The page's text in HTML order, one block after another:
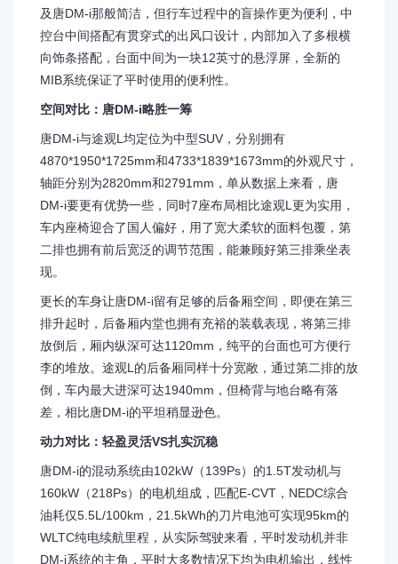
及唐DM-i那般简洁，但行车过程中的盲操作更为便利，中
控台中间搭配有贯穿式的出风口设计，内部加入了多根横
向饰条搭配，台面中间为一块12英寸的悬浮屏，全新的
MIB系统保证了平时使用的便利性。
空间对比：唐DM-i略胜一筹
唐DM-i与途观L均定位为中型SUV，分别拥有
4870*1950*1725mm和4733*1839*1673mm的外观尺寸，
轴距分别为2820mm和2791mm，单从数据上来看，唐
DM-i要更有优势一些，同时7座布局相比途观L更为实用，
车内座椅迎合了国人偏好，用了宽大柔软的面料包覆，第
二排也拥有前后宽泛的调节范围，能兼顾好第三排乘坐表
现。
更长的车身让唐DM-i留有足够的后备厢空间，即便在第三
排升起时，后备厢内堂也拥有充裕的装载表现，将第三排
放倒后，厢内纵深可达1120mm，纯平的台面也可方便行
李的堆放。途观L的后备厢同样十分宽敞，通过第二排的放
倒，车内最大进深可达1940mm，但椅背与地台略有落
差，相比唐DM-i的平坦稍显逊色。
动力对比：轻盈灵活VS扎实沉稳
唐DM-i的混动系统由102kW（139Ps）的1.5T发动机与
160kW（218Ps）的电机组成，匹配E-CVT，NEDC综合
油耗仅5.5L/100km，21.5kWh的刀片电池可实现95km的
WLTC纯电续航里程，从实际驾驶来看，平时发动机并非
DM-i系统的主角，平时大多数情况下均为电机输出，线性